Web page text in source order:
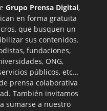
Grupo Prensa Digital,
en forma gratuita
que busquen un
sus contenidos.
fundaciones,
ONG,
públicos, etc…
prensa colaborativa
También invitamos
sumarse a nuestro